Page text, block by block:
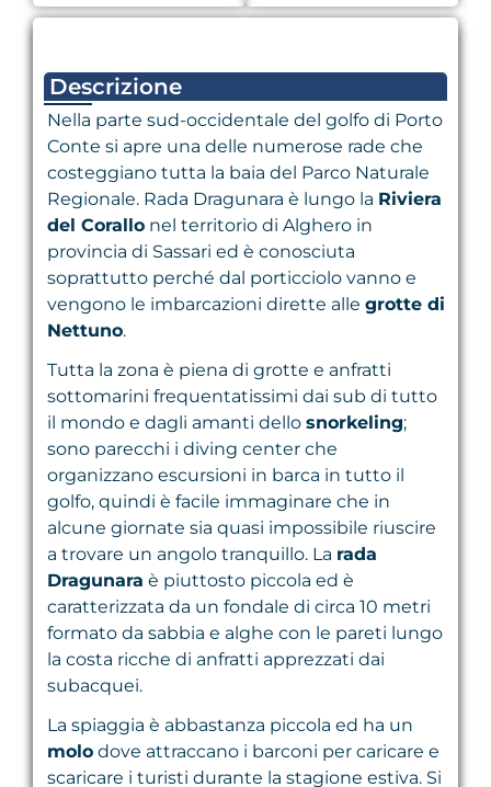
Descrizione
Nella parte sud-occidentale del golfo di Porto
Conte si apre una delle numerose rade che
costeggiano tutta la baia del Parco Naturale
Regionale. Rada Dragunara è lungo la Riviera
del Corallo nel territorio di Alghero in
provincia di Sassari ed è conosciuta
soprattutto perché dal porticciolo vanno e
vengono le imbarcazioni dirette alle grotte di
Nettuno.
Tutta la zona è piena di grotte e anfratti
sottomarini frequentatissimi dai sub di tutto
il mondo e dagli amanti dello snorkeling;
sono parecchi i diving center che
organizzano escursioni in barca in tutto il
golfo, quindi è facile immaginare che in
alcune giornate sia quasi impossibile riuscire
a trovare un angolo tranquillo. La rada
Dragunara è piuttosto piccola ed è
caratterizzata da un fondale di circa 10 metri
formato da sabbia e alghe con le pareti lungo
la costa ricche di anfratti apprezzati dai
subacquei.
La spiaggia è abbastanza piccola ed ha un
molo dove attraccano i barconi per caricare e
scaricare i turisti durante la stagione estiva. Si